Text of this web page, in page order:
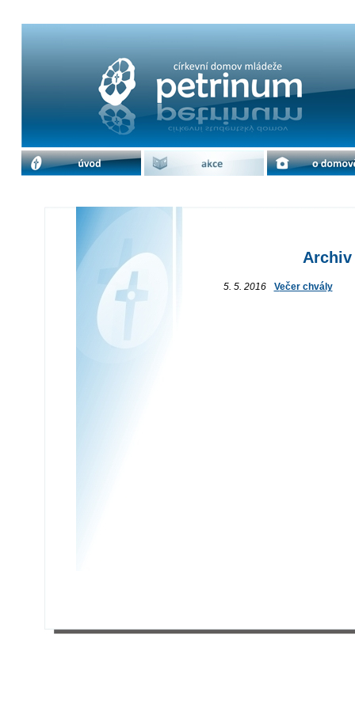
Archiv akcí / květen 2016 | cdm
Archiv
5. 5. 2016 Večer chvály
úvod akce o domově